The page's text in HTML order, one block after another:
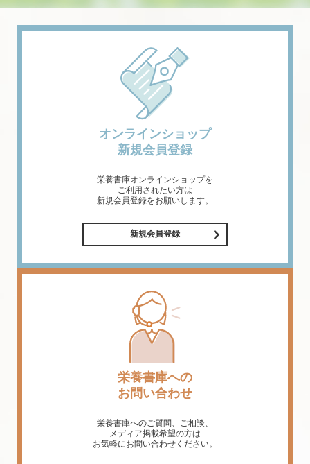
オンラインショップ
新規会員登録
栄養書庫オンラインショップを
ご利用されたい方は
新規会員登録をお願いします。
新規会員登録
栄養書庫への
お問い合わせ
栄養書庫へのご質問、ご相談、
メディア掲載希望の方は
お気軽にお問い合わせください。